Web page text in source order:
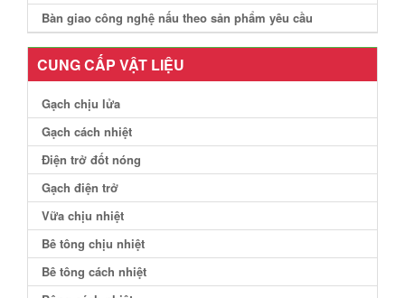
Bàn giao công nghệ nấu theo sản phẩm yêu cầu
CUNG CẤP VẬT LIỆU
Gạch chịu lửa
Gạch cách nhiệt
Điện trở đốt nóng
Gạch điện trở
Vữa chịu nhiệt
Bê tông chịu nhiệt
Bê tông cách nhiệt